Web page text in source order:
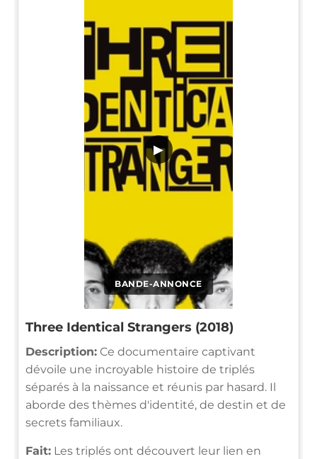
BANDE-ANNONCE
▶
Three Identical Strangers (2018)
Description: Ce documentaire captivant
dévoile une incroyable histoire de triplés
séparés à la naissance et réunis par hasard. Il
aborde des thèmes d'identité, de destin et de
secrets familiaux.
Fait: Les triplés ont découvert leur lien en